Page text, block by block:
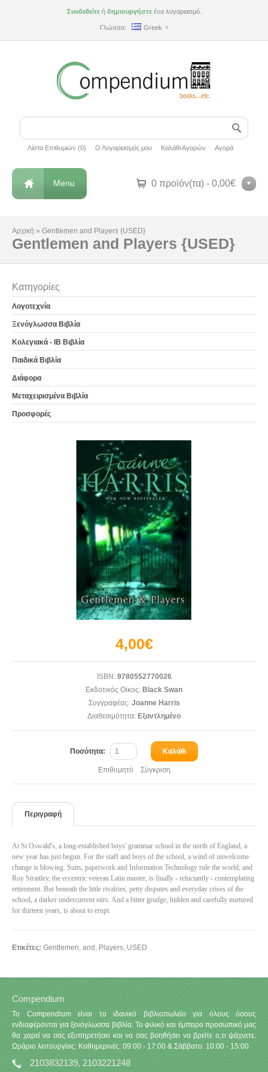
Συνδεθείτεή δημιουργήστεένα λογαριασμό.
Γλώσσα: Greek
Λίστα Επιθυμιών (0) Ο Λογαριασμός μου Καλάθι Αγορών Αγορά
0 προϊόν(τα) - 0,00€
Menu
Αρχική » Gentlemen and Players {USED}
Gentlemen and Players {USED}
Κατηγορίες
Λογοτεχνία
Ξενόγλωσσα Βιβλία
Κολεγιακά - IB Βιβλία
Παιδικά Βιβλία
Διάφορα
Μεταχειρισμένα Βιβλία
Προσφορές
4,00€
ISBN:9780552770026
Εκδοτικός Οίκος: Black Swan
Συγγραφέας:Joanne Harris
Διαθεσιμότητα: Εξαντλημένο
Ποσότητα: Καλάθι
Επιθυμητό Σύγκριση
Περιγραφή
At St Oswald's, a long-established boys' grammar school in the north of England, a
new year has just begun. For the staff and boys of the school, a wind of unwelcome
change is blowing. Suits, paperwork and Information Technology rule the world; and
Roy Straitley, the eccentric veteran Latin master, is finally - reluctantly - contemplating
retirement. But beneath the little rivalries, petty disputes and everyday crises of the
school, a darker undercurrent stirs. And a bitter grudge, hidden and carefully nurtured
for thirteen years, is about to erupt.
Ετικέτες: Gentlemen, and , Players, USED
Compendium
Το Compendium είναι το ιδανικό βιβλιοπωλείο για όλους όσους
ενδιαφέρονται για ξενόγλωσσα βιβλία. Το φιλικό και έμπειρο προσωπικό μας
θα χαρεί να σας εξυπηρετήσει και να σας βοηθήσει να βρείτε ο,τι ψάχνετε.
Ωράριο λειτουργίας: Καθημερινές: 09:00 - 17:00 & Σάββατο: 10:00 - 15:00
2103832139, 2103221248